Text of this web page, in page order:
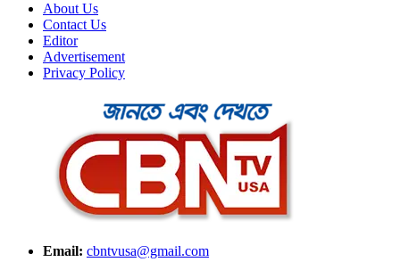
About Us
Contact Us
Editor
Advertisement
Privacy Policy
Email: cbntvusa@gmail.com